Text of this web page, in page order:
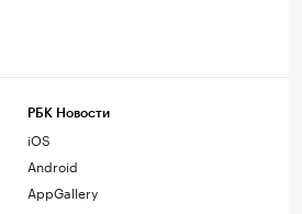
РБК Новости
iOS
Android
AppGallery